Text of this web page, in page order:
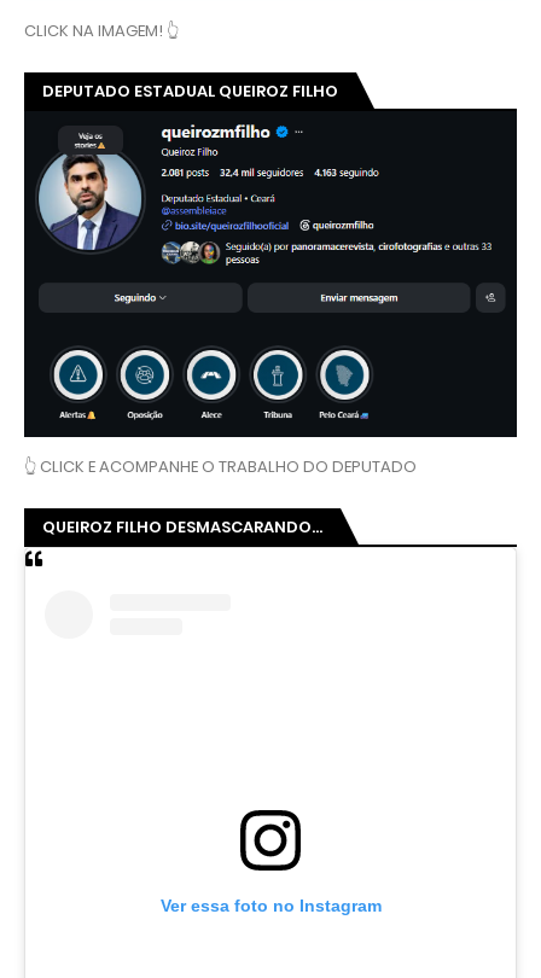
CLICK NA IMAGEM! 👆
DEPUTADO ESTADUAL QUEIROZ FILHO
👆 CLICK E ACOMPANHE O TRABALHO DO DEPUTADO
QUEIROZ FILHO DESMASCARANDO...
Ver essa foto no Instagram